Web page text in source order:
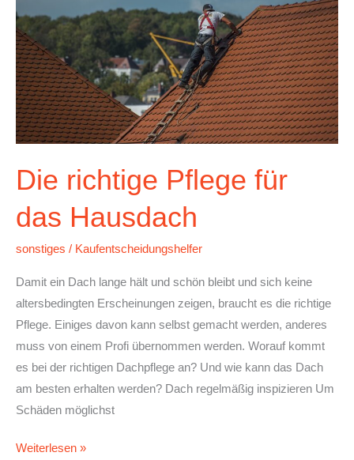
Die richtige Pflege für
das Hausdach
sonstiges / Kaufentscheidungshelfer
Damit ein Dach lange hält und schön bleibt und sich keine
altersbedingten Erscheinungen zeigen, braucht es die richtige
Pflege. Einiges davon kann selbst gemacht werden, anderes
muss von einem Profi übernommen werden. Worauf kommt
es bei der richtigen Dachpflege an? Und wie kann das Dach
am besten erhalten werden? Dach regelmäßig inspizieren Um
Schäden möglichst
das
Hausdach
Weiterlesen »